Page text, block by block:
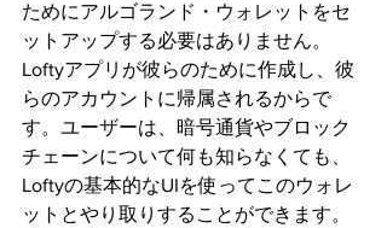
ためにアルゴランド・ウォレットをセ
ットアップする必要はありません。
Loftyアプリが彼らのために作成し、彼
らのアカウントに帰属されるからで
す。ユーザーは、暗号通貨やブロック
チェーンについて何も知らなくても、
Loftyの基本的なUIを使ってこのウォレ
ットとやり取りすることができます。